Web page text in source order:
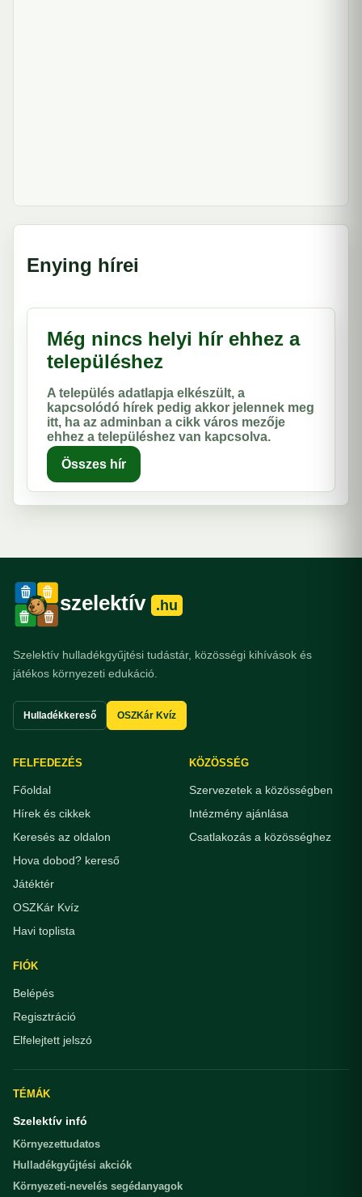
Enying hírei
Még nincs helyi hír ehhez a
településhez
A település adatlapja elkészült, a
kapcsolódó hírek pedig akkor jelennek meg
itt, ha az adminban a cikk város mezője
ehhez a településhez van kapcsolva.
Összes hír
szelektív .hu
Szelektív hulladékgyűjtési tudástár, közösségi kihívások és
játékos környezeti edukáció.
Hulladékkereső OSZKár Kvíz
FELFEDEZÉS
Főoldal
Hírek és cikkek
Keresés az oldalon
Hova dobod? kereső
Játéktér
OSZKár Kvíz
Havi toplista
KÖZÖSSÉG
Szervezetek a közösségben
Intézmény ajánlása
Csatlakozás a közösséghez
FIÓK
Belépés
Regisztráció
Elfelejtett jelszó
TÉMÁK
Szelektív infó
Környezettudatos
Hulladékgyűjtési akciók
Környezeti-nevelés segédanyagok